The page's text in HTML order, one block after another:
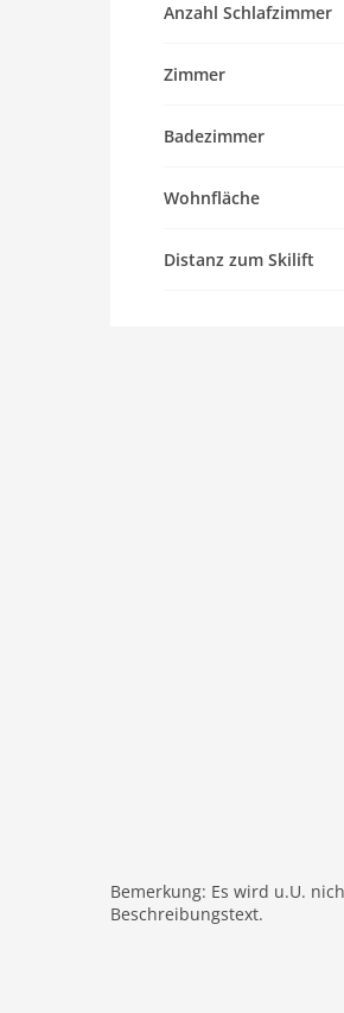
Objekt
Maximalbelegung 5
Zimmer 3
Toiletten 1
Ausstattung Küche
W-LAN
Anzahl Schlafzimmer
Zimmer
Badezimmer
Wohnfläche
Distanz zum Skilift
Bemerkung: Es wird u.U.
Beschreibungstext.